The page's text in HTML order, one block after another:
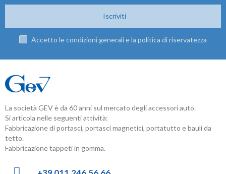
Iscriviti
Accetto le condizioni generali e la politica di riservatezza
La società GEV è da 60 anni sul mercato degli accessori auto.
Si articola nelle seguenti attività:
Fabbricazione di portasci, portasci magnetici, portatutto e bauli da
tetto.
Fabbricazione tappeti in gomma.